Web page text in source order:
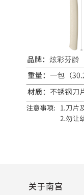
关于南宫